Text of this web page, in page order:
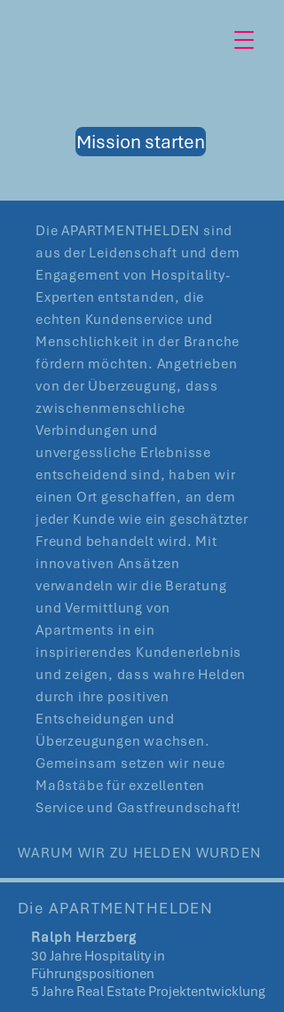
Mission starten
Die APARTMENTHELDEN sind
aus der Leidenschaft und dem
Engagement von Hospitality-
Experten entstanden, die
echten Kundenservice und
Menschlichkeit in der Branche
fördern möchten. Angetrieben
von der Überzeugung, dass
zwischenmenschliche
Verbindungen und
unvergessliche Erlebnisse
entscheidend sind, haben wir
einen Ort geschaffen, an dem
jeder Kunde wie ein geschätzter
Freund behandelt wird. Mit
innovativen Ansätzen
verwandeln wir die Beratung
und Vermittlung von
Apartments in ein
inspirierendes Kundenerlebnis
und zeigen, dass wahre Helden
durch ihre positiven
Entscheidungen und
Überzeugungen wachsen.
Gemeinsam setzen wir neue
Maßstäbe für exzellenten
Service und Gastfreundschaft!
WARUM WIR ZU HELDEN WURDEN
Die APARTMENTHELDEN
Ralph Herzberg
30 Jahre Hospitality in
Führungspositionen
5 Jahre Real Estate Projektentwicklung